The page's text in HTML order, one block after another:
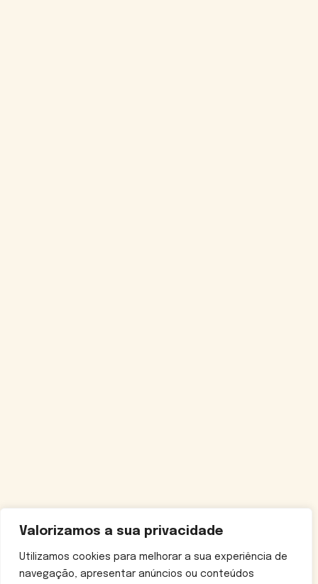
Valorizamos a sua privacidade
Utilizamos cookies para melhorar a sua experiência de
navegação, apresentar anúncios ou conteúdos